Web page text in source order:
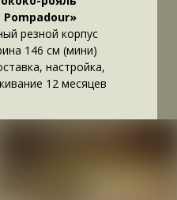
Pompadour»
резной корпус
146 см (мини)
настройка,
12 месяцев